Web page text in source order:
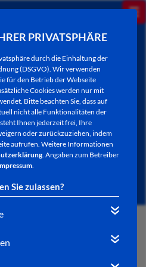
PRIVATSPHÄRE
durch die Einhaltung der
(DSGVO). Wir verwenden
für den Betrieb der Webseite
Cookies werden nur mit
Bitte beachten Sie, dass auf
nicht alle Funktionalitäten der
Ihnen jederzeit frei, Ihre
oder zurückzuziehen, indem
aufrufen. Weitere Informationen
. Angaben zum Betreiber
.
Sie zulassen?
CITY LETTER